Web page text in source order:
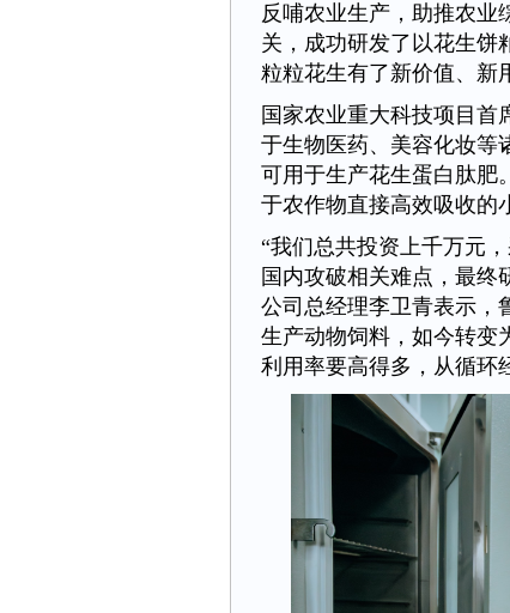
反哺农业生产，助推农业
关，成功研发了以花生饼
粒粒花生有了新价值、新
国家农业重大科技项目首
于生物医药、美容化妆等
可用于生产花生蛋白肽肥
于农作物直接高效吸收的
“我们总共投资上千万元
国内攻破相关难点，最终
公司总经理李卫青表示，
生产动物饲料，如今转变
利用率要高得多，从循环